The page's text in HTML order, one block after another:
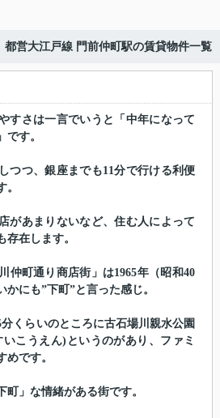
都営大江戸線 門前仲町駅の賃貸物件一覧
すさは一言でいうと「中年になって
です。
つつ、銀座までも11分で行ける利便
があまりないなど、住む人によって
存在します。
仲町通り商店街」は1965年（昭和40
にも”下町”と言った感じ。
くらいのところに古石場川親水公園
こうえん)というのがあり、ファミ
めです。
町」な情緒がある街です。